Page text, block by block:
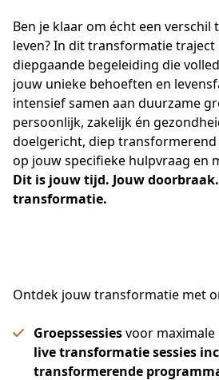
Ben je klaar om écht een verschil
leven? In dit transformatie
diepgaande begeleiding die
jouw unieke behoeften en
intensief samen aan duurzame
persoonlijk, zakelijk én
doelgericht, diep
op jouw specifieke hulpvraag en
Dit is jouw tijd. Jouw
transformatie.
Ontdek jouw transformatie met
Groepssessiesvoor maximale
live transformatie sessies
transformerende